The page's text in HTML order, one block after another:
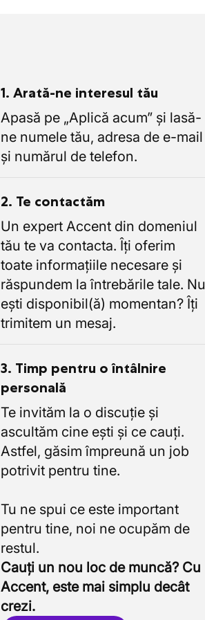
1. Arată-ne interesul tău
Apasă pe „Aplică acum” și lasă-
ne numele tău, adresa de e-mail
și numărul de telefon.
2. Te contactăm
Un expert Accent din domeniul
tău te va contacta. Îți oferim
toate informațiile necesare și
răspundem la întrebările tale. Nu
ești disponibil(ă) momentan? Îți
trimitem un mesaj.
3. Timp pentru o întâlnire
personală
Te invităm la o discuție și
ascultăm cine ești și ce cauți.
Astfel, găsim împreună un job
potrivit pentru tine.
Tu ne spui ce este important
pentru tine, noi ne ocupăm de
Cauți un nou loc de muncă? Cu
Accent, este mai simplu decât
crezi.